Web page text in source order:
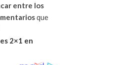
entre los
que
2×1 en